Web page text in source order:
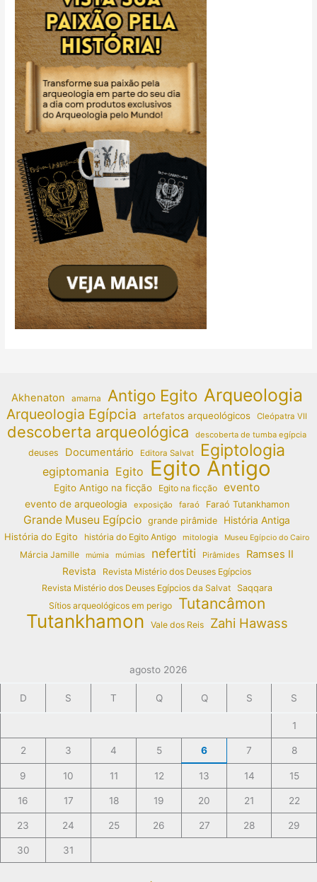
Akhenaton amarna Antigo Egito Arqueologia
Arqueologia Egípcia artefatos arqueológicos Cleópatra VII
descoberta arqueológica descoberta de tumba egípcia
deuses Documentário Editora Salvat Egiptologia
egiptomania Egito Egito Antigo
Egito Antigo na ficção Egito na ficção evento
evento de arqueologia exposição faraó Faraó Tutankhamon
Grande Museu Egípcio grande pirâmide
História Antiga
História do Egito
história do Egito Antigo mitologia Museu Egípcio do Cairo
Márcia Jamille múmia múmias nefertiti Pirâmides Ramses II
Revista
Revista Mistério dos Deuses Egípcios
Revista Mistério dos Deuses Egípcios da Salvat
Saqqara
Sítios arqueológicos em perigo
Tutancâmon
Tutankhamon Vale dos Reis Zahi Hawass
agosto 2026
D S T Q Q S S
1
2 3 4 5 6 7 8
9 10 11 12 13 14 15
16 17 18 19 20 21 22
23 24 25 26 27 28 29
30 31